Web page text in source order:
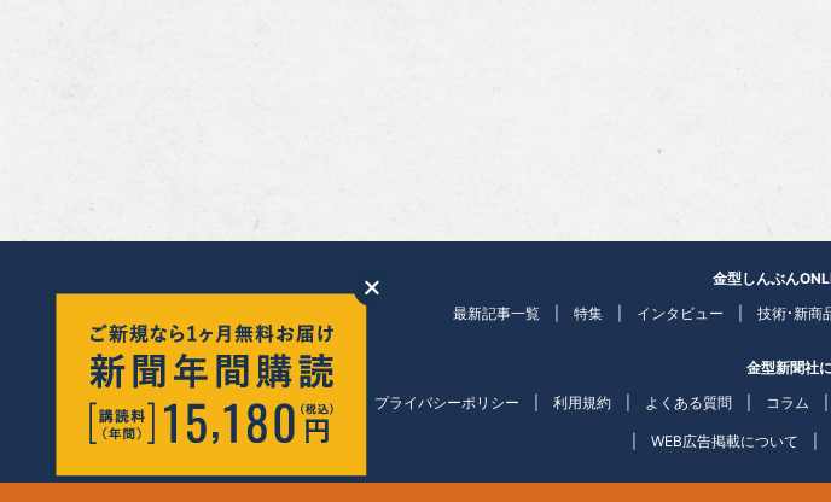
金型しんぶん
最新記事一覧
特集 インタビュー 技術・新商
金型新聞社
会社紹介
プライバシーポリシー 利用規約 よくある質問 コラム
WEB広告掲載について